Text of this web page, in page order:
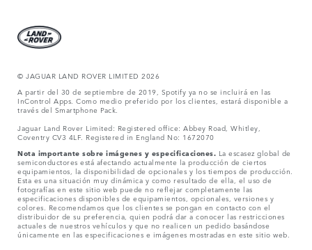
© JAGUAR LAND ROVER LIMITED 2026
A partir del 30 de septiembre de 2019, Spotify ya no se incluirá en las
InControl Apps. Como medio preferido por los clientes, estará disponible a
través del Smartphone Pack.
Jaguar Land Rover Limited: Registered office: Abbey Road, Whitley,
Coventry CV3 4LF. Registered in England No: 1672070
Nota importante sobre imágenes y especificaciones. La escasez global de
semiconductores está afectando actualmente la producción de ciertos
equipamientos, la disponibilidad de opcionales y los tiempos de producción.
Esta es una situación muy dinámica y como resultado de ella, el uso de
fotografías en este sitio web puede no reflejar completamente las
especificaciones disponibles de equipamientos, opcionales, versiones y
colores. Recomendamos que los clientes se pongan en contacto con el
distribuidor de su preferencia, quien podrá dar a conocer las restricciones
actuales de nuestros vehículos y que no realicen un pedido basándose
únicamente en las especificaciones e imágenes mostradas en este sitio web.